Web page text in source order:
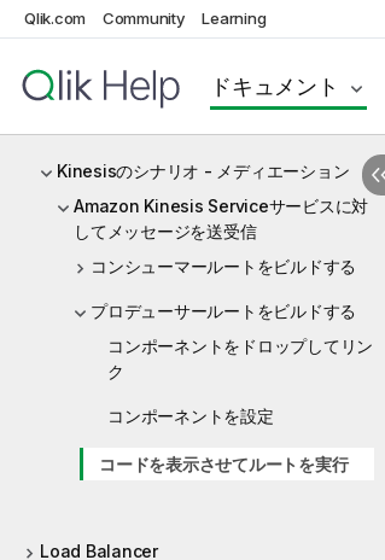
Qlik.com Community Learning
ドキュメント
Kafka
Kinesis
Kinesisのコンポーネント - メディエーシ
Kinesisのシナリオ - メディエーション
Amazon Kinesis Serviceサービスに対
してメッセージを送受信
コンシューマールートをビルドする
プロデューサールートをビルドする
コンポーネントをドロップしてリン
ク
コンポーネントを設定
コードを表示させてルートを実行
Load Balancer